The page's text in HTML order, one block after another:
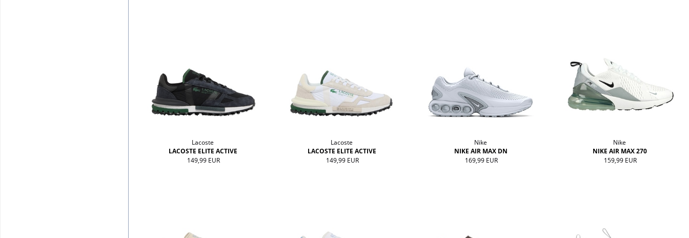
Lacoste
LACOSTE ELITE ACTIVE
149,99 EUR
Lacoste
LACOSTE ELITE ACTIVE
149,99 EUR
Nike
NIKE AIR MAX DN
169,99 EUR
Nike
NIKE AIR MAX 270
159,99 EUR